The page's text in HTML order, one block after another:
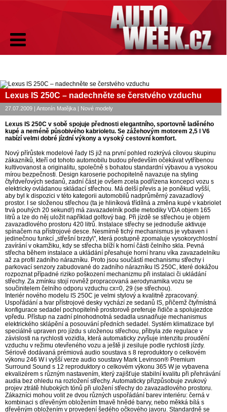
Lexus IS 250C – nadechněte se čerstvého vzduchu
27.07.2009 | Antonín Matějka | Nové modely
Lexus IS 250C v sobě spojuje přednosti elegantního, sportovně laděného
kupé a neméně působivého kabrioletu. Se zážehovým motorem 2,5 l V6
nabízí velmi dobré jízdní výkony a vysoký cestovní komfort.
Nový přírůstek modelové řady IS již na první pohled rozkrývá cílovou skupinu
zákazníků, kteří od tohoto automobilu budou především očekávat vytříbenou
kultivovanost a originalitu, společně s bohatou standardní výbavou a vysokou
mírou bezpečnosti. Design karoserie pochopitelně navazuje na styling
čtyřdveřových sedanů, zadní část je ovšem zcela podřízena koncepci vozu s
elektricky ovládanou skládací střechou. Má delší převis a je poněkud vyšší,
aby byl k dispozici v této kategorii automobilů nadprůměrný zavazadlový
prostor. I se složenou střechou (ta je hliníková třídílná a změna kupé v kabriolet
trvá pouhých 20 sekund!) má zavazadelník podle metodiky VDA objem 165
litrů a lze do něj uložit například golfový bag. Při jízdě se střechou je objem
zavazadlového prostoru 420 litrů. Instalace střechy se jednoduše aktivuje
spínačem na přístrojové desce. Nesmírně tichý mechanismus je vybaven i
jedinečnou funkcí „střešní brzdy\", která postupně zpomaluje vysokorychlostní
zavírání v okamžiku, kdy se střecha blíží k horní části čelního skla. Pevná
střecha během instalace a ukládání přesahuje horní hranu víka zavazadelníku
až za profil zadního nárazníku. Proto jsou součástí mechanismu střechy i
parkovací senzory zabudované do zadního nárazníku IS 250C, které dokážou
rozpoznat případné riziko poškození mechanizmu při instalaci či ukládání
střechy. Za zmínku stojí rovněž propracovaná aerodynamika vozu se
součinitelem čelního odporu vzduchu cx=0, 29 (se střechou).
Interiér nového modelu IS 250C je velmi stylový a kvalitně zpracovaný.
Uspořádání a tvar přístrojové desky vychází ze sedanů IS, přičemž čtyřmístná
konfigurace sedadel pochopitelně prostorově preferuje řidiče a spolujezdce
vpředu. Přístup na zadní plnohodnotná sedadla usnadňuje mechanismus
elektrického sklápění a posouvání předních sedadel. Systém klimatizace byl
speciálně upraven pro jízdu s uloženou střechou, přibyla zde regulace v
závislosti na rychlosti vozidla, která automaticky zvyšuje intenzitu proudění
vzduchu v režimu otevřeného vozu a ještě ji zesiluje podle rychlosti jízdy.
Sériově dodávaná prémiová audio soustava s 8 reproduktory o celkovém
výkonu 246 W i vyšší verze audio soustavy Mark Levinson® Premium
Surround Sound s 12 reproduktory o celkovém výkonu 365 W je vybavena
ekvalizérem s různým nastavením, který zajišťuje stabilní kvalitu při přehrávání
audia bez ohledu na rozložení střechy. Automaticky přizpůsobuje zvukový
projev ztrátě hlubokých tónů při uložení střechy do zavazadlového prostoru.
Zákazníci mohou volit ze dvou různých uspořádání barev interiéru: černá v
kombinaci s dřevěným obložením tmavě hnědé barvy, nebo měkká bílá s
dřevěným obložením v provedení šedého očkového javoru. Standardně se